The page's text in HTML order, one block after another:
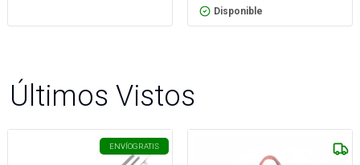
Disponible
Últimos Vistos
ENVÍOGRATIS